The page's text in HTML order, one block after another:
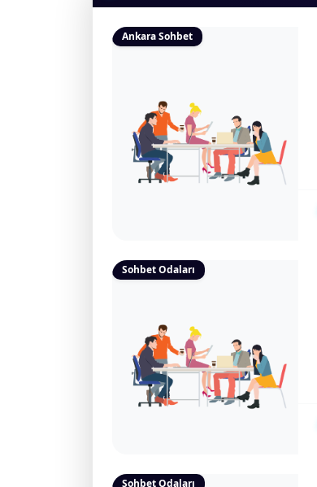
Ankara Sohbet
Sohbet Odaları
Sohbet Odaları